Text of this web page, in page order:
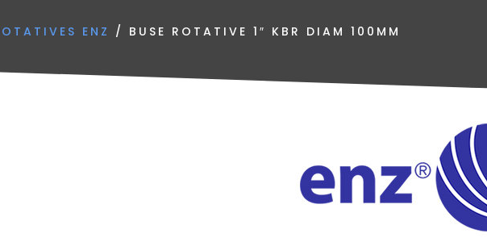
ENZ / BUSE ROTATIVE 1″ KBR DIAM 100MM